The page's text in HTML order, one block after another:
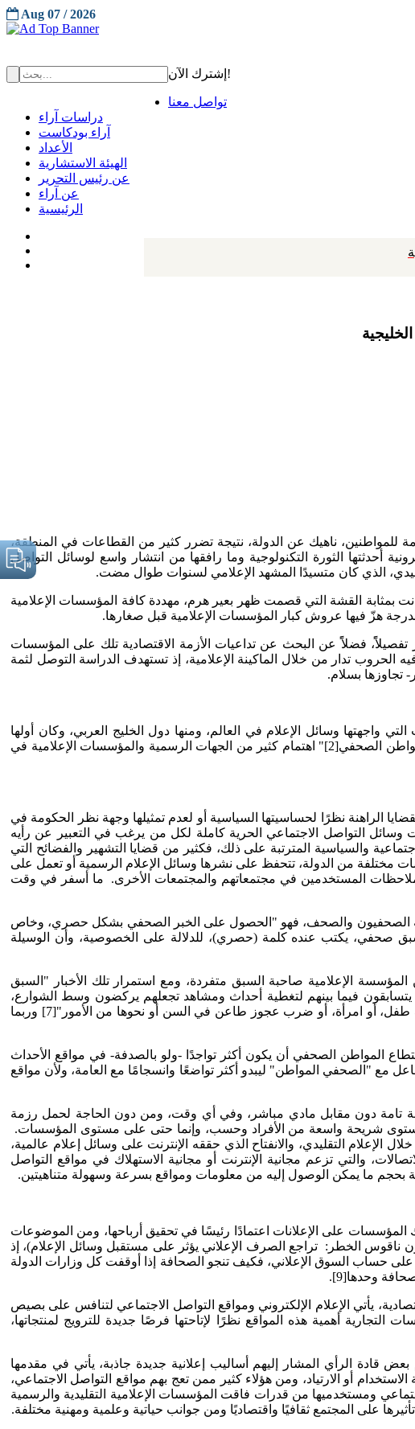
Aug 07 / 2026
إشترك الآن!
تواصل معنا
دراسات آراء
آراء بودكاست
الأعداد
الهيئة الاستشارية
عن رئيس التحرير
عن آراء
الرئيسية
للمواطنين، ناهيك عن الدولة، نتيجة تضرر كثير من القطاعات في المنطقة،
أحدثتها الثورة التكنولوجية وما رافقها من انتشار واسع لوسائل التواصل
الذي كان متسيدًا المشهد الإعلامي لسنوات طوال مضت.
التي تجرعت ويلاتها المنطقة، كانت بمثابة القشة التي قصمت ظهر بعير هرم، مهددة كافة المؤسسات الإعلامية
لدرجة هزّ فيها عروش كبار المؤسسات الإعلامية قبل صغارها.
تفصيلاًً، فضلاًً عن البحث عن تداعيات الأزمة الاقتصادية تلك على المؤسسات
الحروب تدار من خلال الماكينة الإعلامية، إذ تستهدف الدراسة التوصل لثمة
تجاوزها بسلام.
واجهتها وسائل الإعلام في العالم، ومنها دول الخليج العربي، وكان أولها
عزوف المتابع عنها لتوفر جملة من البدائل الأقل تكلفة وجهدًا، والأسرع في تبليغ الأخبار وإيصالها للمتلقي. وقد احتل مفهوم "المواطن الصحفي[2]" اهتمام كثير من الجهات الرسمية والمؤسسات الإعلامية في
الراهنة نظرًا لحساسيتها السياسية أو لعدم تمثيلها وجهة نظر الحكومة في
وسائل التواصل الاجتماعي الحرية كاملة لكل من يرغب في التعبير عن رأيه
والسياسية المترتبة على ذلك، فكثير من قضايا التشهير والفضائح التي
مختلفة من الدولة، تتحفظ على نشرها وسائل الإعلام الرسمية أو تعمل على
ملاحظات المستخدمين في مجتمعاتهم والمجتمعات الأخرى. ما أسفر في وقت
عليه الصحفيون والصحف، فهو "الحصول على الخبر الصحفي بشكل حصري، وخاص
سبق صحفي، يكتب عنده كلمة (حصري)، للدلالة على الخصوصية، وأن الوسيلة
الإعلامية صاحبة السبق متفردة، ومع استمرار تلك الأخبار "السبق
يتسابقون فيما بينهم لتغطية أحداث ومشاهد تجعلهم يركضون وسط الشوارع،
ويتلاحقون وراء بعضهم البعض كالموج الهادر، يريدون التقاط مشهد قد تراه روتينياًّ يومياًّ على الساحة، كاعتقال شخص، أو إصابة طفل، أو امرأة، أو ضرب عجوز طاعن في السن أو نحوها من الأمور"[7] وربما
المواطن الصحفي أن يكون أكثر تواجدًا -ولو بالصدفة- في مواقع الأحداث
مع "الصحفي المواطن" ليبدو أكثر تواضعًا وانسجامًا مع العامة، ولأن مواقع
تامة دون مقابل مادي مباشر، وفي أي وقت، ومن دون الحاجة لحمل رزمة
مستوى شريحة واسعة من الأفراد وحسب، وإنما حتى على مستوى المؤسسات.
التقليدي، والانفتاح الذي حققه الإنترنت على وسائل إعلام عالمية،
والتي تزعم مجانية الإنترنت أو مجانية الاستهلاك في مواقع التواصل
بحجم ما يمكن الوصول إليه من معلومات ومواقع بسرعة وسهولة متناهيتين.
العالمية ومنها الخليجية –لاسيما الخاصة منها، تراجع الإعلانات[8]؛ إذ تعتمد أغلب تلك المؤسسات على الإعلانات اعتمادًا رئيسًا في تحقيق أرباحها، ومن الموضوعات
ناقوس الخطر: تراجع الصرف الإعلاني يؤثر على مستقبل وسائل الإعلام)، إذ
حساب السوق الإعلاني، فكيف تنجو الصحافة إذا أوقفت كل وزارات الدولة
وحدها[9].
يأتي الإعلام الإلكتروني ومواقع التواصل الاجتماعي لتنافس على بصيص
أهمية هذه المواقع نظرًا لإتاحتها فرصًا جديدة للترويج لمنتجاتها،
رأي عام جدد، لهم منابرهم الإعلامية وتقنياتهم الخاصة لحشد الجماهير وتعبئة الأفراد"[11]، إذ قدم بعض قادة الرأي المشار إليهم أساليب إعلانية جديدة جاذبة، يأتي في مقدمها
تجربة الاستخدام أو الارتياد، ومن هؤلاء كثير ممن تعج بهم مواقع التواصل الاجتماعي،
ومستخدميها من قدرات فاقت المؤسسات الإعلامية التقليدية والرسمية
على المجتمع ثقافيًا واقتصاديًا ومن جوانب حياتية وعلمية ومهنية مختلفة.